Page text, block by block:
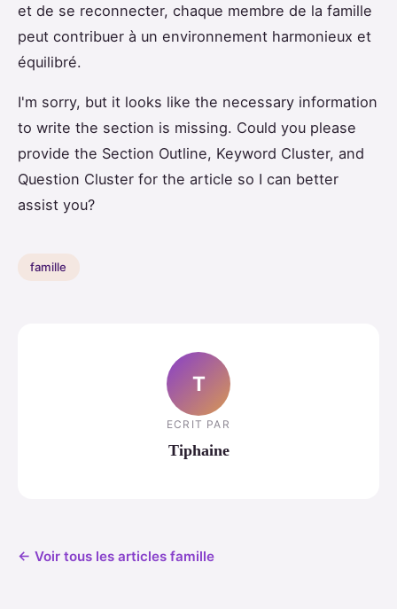
et de se reconnecter, chaque membre de la famille
peut contribuer à un environnement harmonieux et
équilibré.
I'm sorry, but it looks like the necessary information
to write the section is missing. Could you please
provide the Section Outline, Keyword Cluster, and
Question Cluster for the article so I can better
assist you?
famille
T
ECRIT PAR
Tiphaine
← Voir tous les articles famille